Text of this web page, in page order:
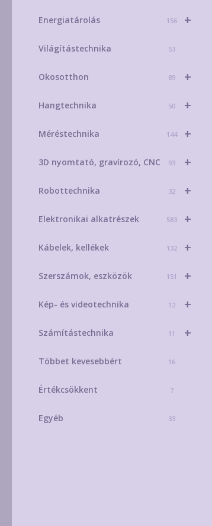
+
Energiatárolás 156
Világítástechnika 53
+
Okosotthon 89
+
Hangtechnika 50
+
Méréstechnika 144
+
3D nyomtató, gravírozó, CNC 93
+
Robottechnika 32
+
Elektronikai alkatrészek 583
+
Kábelek, kellékek 132
+
Szerszámok, eszközök 151
+
Kép- és videotechnika 12
+
Számítástechnika 11
Többet kevesebbért 16
Értékcsökkent 7
Egyéb 33